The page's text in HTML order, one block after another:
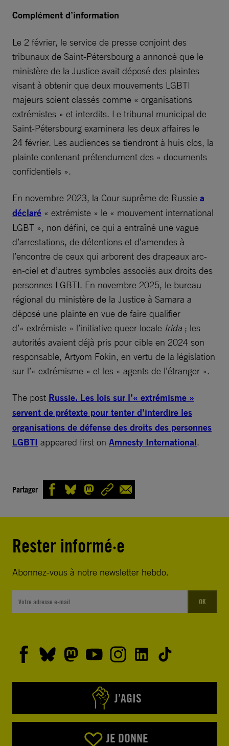
Complément d’information
Le 2 février, le service de presse conjoint des
tribunaux de Saint-Pétersbourg a annoncé que le
ministère de la Justice avait déposé des plaintes
visant à obtenir que deux mouvements LGBTI
majeurs soient classés comme « organisations
extrémistes » et interdits. Le tribunal municipal de
Saint-Pétersbourg examinera les deux affaires le
24 février. Les audiences se tiendront à huis clos, la
plainte contenant prétendument des « documents
confidentiels ».
En novembre 2023, la Cour suprême de Russie a
déclaré « extrémiste » le « mouvement international
LGBT », non défini, ce qui a entraîné une vague
d’arrestations, de détentions et d’amendes à
l’encontre de ceux qui arborent des drapeaux arc-
en-ciel et d’autres symboles associés aux droits des
personnes LGBTI. En novembre 2025, le bureau
régional du ministère de la Justice à Samara a
déposé une plainte en vue de faire qualifier
d’« extrémiste » l’initiative queer locale Irida ; les
autorités avaient déjà pris pour cible en 2024 son
responsable, Artyom Fokin, en vertu de la législation
sur l’« extrémisme » et les « agents de l’étranger ».
The post Russie. Les lois sur l’« extrémisme »
servent de prétexte pour tenter d’interdire les
organisations de défense des droits des personnes
LGBTI appeared first on Amnesty International.
Partager
Rester informé·e
Abonnez-vous à notre newsletter hebdo.
OK
J’AGIS
JE DONNE